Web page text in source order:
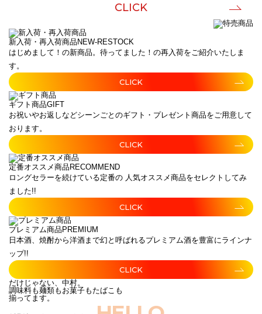
CLICK
新入荷・再入荷商品 NEW-RESTOCK
はじめまして！の新商品。待ってました！の再入荷をご紹介いたしま
す。
CLICK
ギフト商品GIFT
お祝いやお返しなどシーンごとのギフト・プレゼント商品をご用意して
おります。
CLICK
定番オススメ商品 RECOMMEND
ロングセラーを続けている定番の 人気オススメ商品をセレクトしてみ
ました!!
CLICK
プレミアム商品 PREMIUM
日本酒、焼酎から洋酒まで幻と呼ばれるプレミアム酒を豊富にラインナ
ップ!!
CLICK
だけじゃない、中村。
調味料も麺類もお菓子もたばこも
揃ってます。